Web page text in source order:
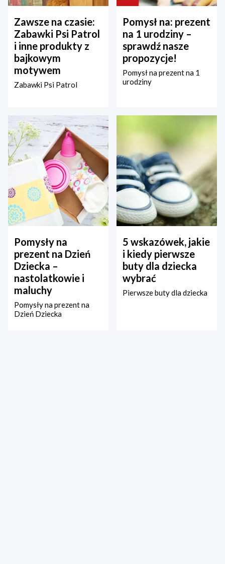
Zawsze na czasie:
Zabawki Psi Patrol
i inne produkty z
bajkowym
motywem
Zabawki Psi Patrol
Pomysł na: prezent
na 1 urodziny –
sprawdź nasze
propozycje!
Pomysł na prezent na 1
urodziny
Pomysły na
prezent na Dzień
Dziecka –
nastolatkowie i
maluchy
Pomysły na prezent na
Dzień Dziecka
5 wskazówek, jakie
i kiedy pierwsze
buty dla dziecka
wybrać
Pierwsze buty dla dziecka